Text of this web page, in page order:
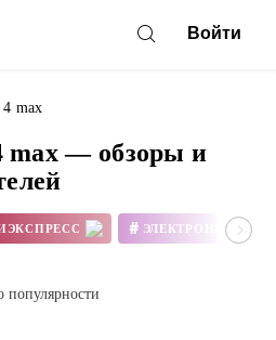
Войти
4 max
max — обзоры и
# ЭЛЕКТРОНИКА
популярности